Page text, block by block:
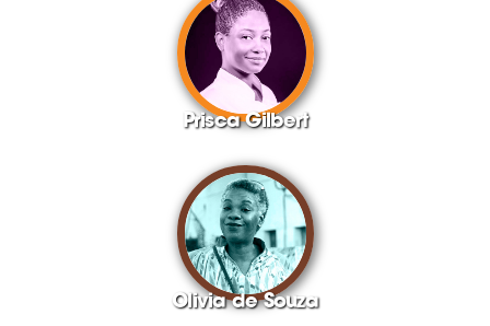
Prisca Gilbert
Olivia de Souza